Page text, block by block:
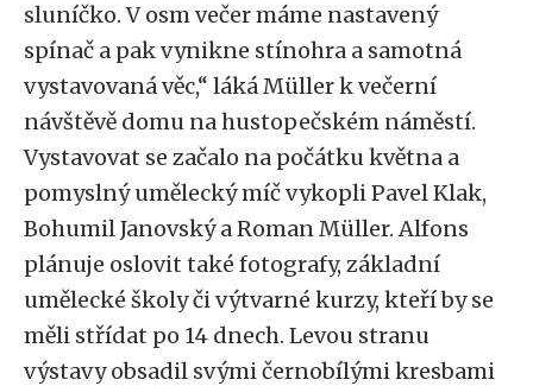
sluníčko. V osm večer máme nastavený
spínač a pak vynikne stínohra a samotná
vystavovaná věc,“ láká Müller k večerní
návštěvě domu na hustopečském náměstí.
Vystavovat se začalo na počátku května a
pomyslný umělecký míč vykopli Pavel Klak,
Bohumil Janovský a Roman Müller. Alfons
plánuje oslovit také fotografy, základní
umělecké školy či výtvarné kurzy, kteří by se
měli střídat po 14 dnech. Levou stranu
výstavy obsadil svými černobílými kresbami